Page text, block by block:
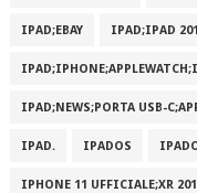
IPAD;EBAY IPAD;IPAD
IPAD;NEWS;PORTA USB-
IPAD. IPADOS
IPHONE 11 UFFICIALE;XR